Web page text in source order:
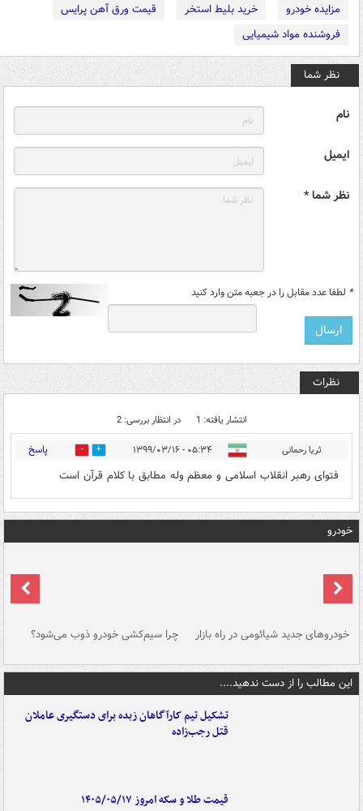
مزایده خودرو
خرید بلیط استخر
قیمت ورق آهن پرایس
فروشنده مواد شیمیایی
نظر شما
نام
ایمیل
نظر شما *
* لطفا عدد مقابل را در جعبه متن وارد کنید
نظرات
انتشار یافته: 1 در انتظار بررسی: 2
ثریا رحمانی ۰۵:۳۴ - ۱۳۹۹/۰۳/۱۶ 0 پاسخ
فتوای رهبر انقلاب اسلامی و معظم وله مطابق با کلام قرآن است
خودرو
خودروهای جدید شیائومی در راه بازار چرا سیم‌کشی خودرو ذوب می‌شود؟
این مطالب را از دست ندهید....
تشکیل تیم کارآگاهان زبده برای دستگیری عاملان
قتل رجب‌زاده
قیمت طلا و سکه امروز ۱۴۰۵/۰۵/۱۷